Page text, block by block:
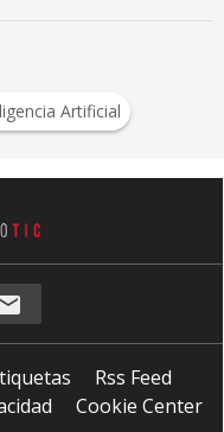
Artificial
Rss Feed
Cookie Center